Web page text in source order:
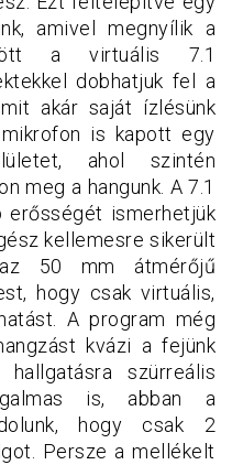
amivel megnyílik a
a virtuális 7.1
dobhatjuk fel a
akár saját ízlésünk
is kapott egy
ahol szintén
meg a hangunk. A 7.1
erősségét ismerhetjük
kellemesre sikerült
50 mm átmérőjű
hogy csak virtuális,
A program még
kvázi a fejünk
szürreális
is, abban a
hogy csak 2
Persze a mellékelt